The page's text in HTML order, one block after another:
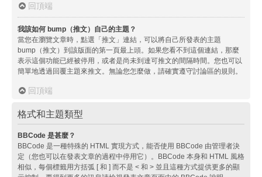
回頂端
我該如何 bump（推文）自己的主題？
當您在瀏覽文章時，點選「推文」連結，可以將自己所發表的主題
bump（推文）到該版面的第一頁最上頭。如果您看不到這個連結，那麼
表示這個功能已經被停用，或者是尚未到達可推文的間隔時間。您也可以
簡單地透過回覆主題來推文。無論您怎麼做，請確實遵守討論區的規則。
回頂端
格式和主題類型
BBCode 是甚麼？
BBCode 是一種特殊的 HTML 實現方式，能否使用 BBCode 由管理者決
定（您也可以在發表文章的過程中停用它）。BBCode 本身和 HTML 風格
相似，每個標籤用方括弧 [ 和 ] 而不是 < 和 > 並且這種方式提供更多的顯